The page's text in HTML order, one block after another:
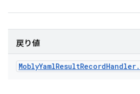
戻り値
MoblyYamlResultRecordHandler.